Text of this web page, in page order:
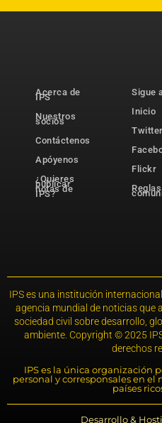
Acerca de
IPS
Nuestros
socios
Contáctenos
Apóyenos
¿Quieres
publicar
notas de
IPS?
Sigue
Inicio
Twitter
Flickr
IPS es una institución
agencia mundial de noticias que
sociedad civil sobre desarrollo,
ambiente. Copyright © 2025
derechos
IPS es la única organización
personal y corresponsales en
países
Desarrollo &